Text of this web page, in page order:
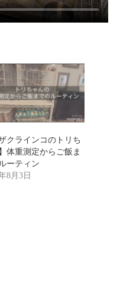
ザクラインコのトリち
体重測定からご飯ま
ーティン
8月3日